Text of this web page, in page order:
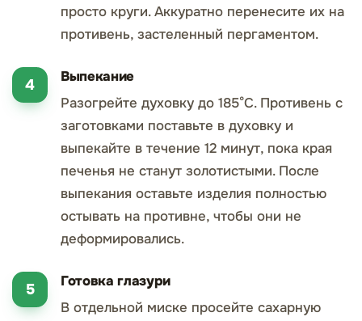
просто круги. Аккуратно перенесите их на
противень, застеленный пергаментом.
Выпекание
Разогрейте духовку до 185°C. Противень с
заготовками поставьте в духовку и
выпекайте в течение 12 минут, пока края
печенья не станут золотистыми. После
выпекания оставьте изделия полностью
остывать на противне, чтобы они не
деформировались.
Готовка глазури
В отдельной миске просейте сахарную